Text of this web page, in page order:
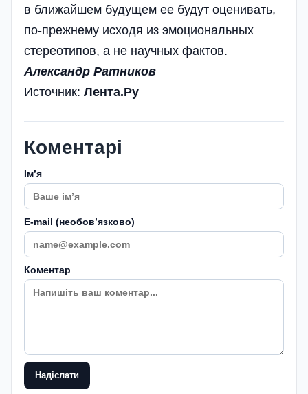
в ближайшем будущем ее будут оценивать,
по-прежнему исходя из эмоциональных
стереотипов, а не научных фактов.
Александр Ратников
Источник: Лента.Ру
Коментарі
Імʼя
E-mail (необовʼязково)
Коментар
Надіслати